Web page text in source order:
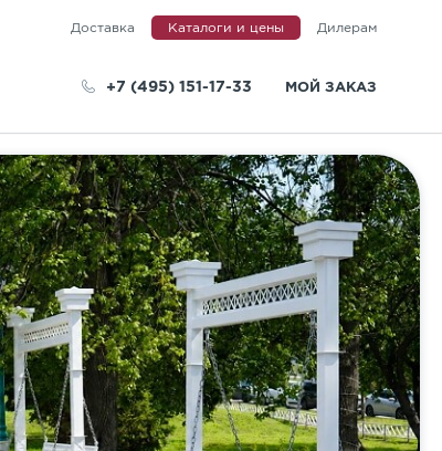
Доставка Каталоги и цены Дилерам
+7 (495) 151-17-33 МОЙ ЗАКАЗ
моноцвета